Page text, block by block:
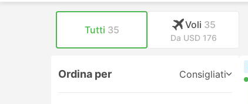
Tutti 35 Voli 35
Da USD 176
Ordina per Consigliati